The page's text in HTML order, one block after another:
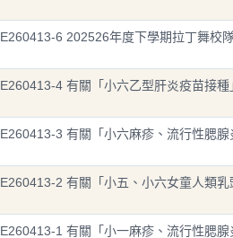
E260413-6 202526年度下學期拉丁舞校
E260413-4 有關「小六乙型肝炎疫苗接種
E260413-3 有關「小六麻疹、流行性腮
E260413-2 有關「小五、小六女童人類
E260413-1 有關「小一麻疹、流行性腮